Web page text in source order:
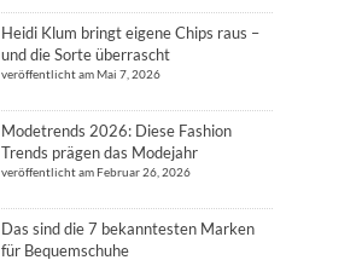
Heidi Klum bringt eigene Chips raus –
und die Sorte überrascht
veröffentlicht am Mai 7, 2026
Modetrends 2026: Diese Fashion
Trends prägen das Modejahr
veröffentlicht am Februar 26, 2026
Das sind die 7 bekanntesten Marken
für Bequemschuhe